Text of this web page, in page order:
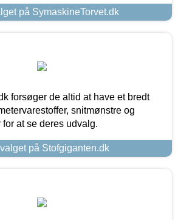
på SymaskineTorvet.dk
forsøger de altid at have et bredt
snitmønstre og
at se deres udvalg.
på Stofgiganten.dk